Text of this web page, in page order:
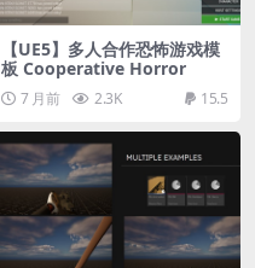
【UE5】多人合作恐怖游戏模
板 Cooperative Horror
7 月前 2.3K 15.5